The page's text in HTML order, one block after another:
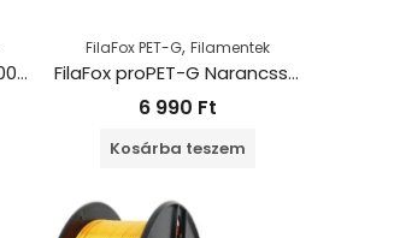
FilaFox proPET-G Kék (1000g / 1,75mm)
FilaFox PET-G, Filamentek
FilaFox proPET-G Narancssárga (1000g / 1,75mm)
6 990 Ft
Kosárba teszem